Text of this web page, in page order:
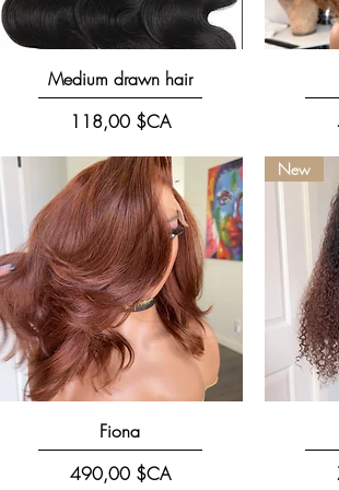
Aperçu rapide
Medium drawn hair
Prix
118,00 $CA
Aperçu rapide
Fiona
Prix
490,00 $CA
New